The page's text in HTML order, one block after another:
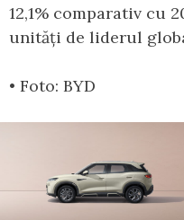
12,1% comparativ cu
unități de liderul
• Foto: BYD